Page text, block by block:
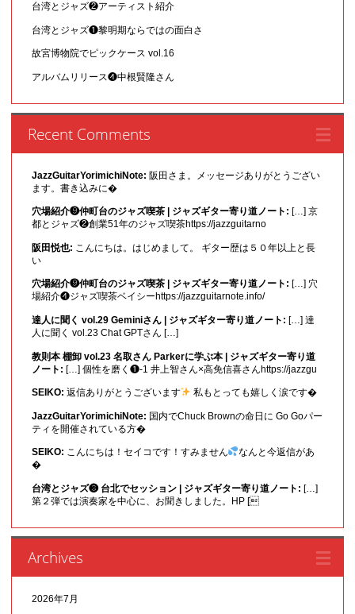
台湾とジャズ❷アーティスト紹介
台湾とジャズ❶黎明期ならではの面白さ
故宮博物院でピックケース vol.16
アルバムリリース❹中根賢隆さん
Recent Comments
JazzGuitarYorimichiNote: 阪田さま。メッセージありがとうござい
ます。書き込みに�
穴場紹介❾仲町台のジャズ喫茶 | ジャズギター寄り道ノート: […] 京
都とジャズ❷創業51年のジャズ喫茶https://jazzguitarno
阪田悦也: こんにちは。はじめまして。 ギター歴は５０年以上と長
い
穴場紹介❾仲町台のジャズ喫茶 | ジャズギター寄り道ノート: […] 穴
場紹介❹ジャズ喫茶ベイシーhttps://jazzguitarnote.info/
達人に聞く vol.29 Geminiさん | ジャズギター寄り道ノート: […] 達
人に聞く vol.23 Chat GPTさん […]
教則本 棚卸 vol.23 名取さん Parkerに学ぶ本 | ジャズギター寄り道
ノート: […] 個性を磨く❶-1 井上智さん×高免信喜さんhttps://jazzgu
SEIKO: 返信ありがとうございます 私もとっても嬉しく涙です�
JazzGuitarYorimichiNote: 国内でChuck Brownの命日に Go Goパー
ティを開催されている方�
SEIKO: こんにちは！セイコです！すみません
なんと今返信があ
�
台湾とジャズ❸ 台北でセッション | ジャズギター寄り道ノート: […]
第２弾では演奏家を中心に、お聞きしました。HP [
Archives
2026年7月